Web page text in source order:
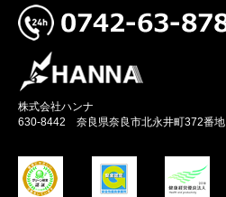
株式会社ハンナ
630-8442 奈良県奈良市北永井町372番地